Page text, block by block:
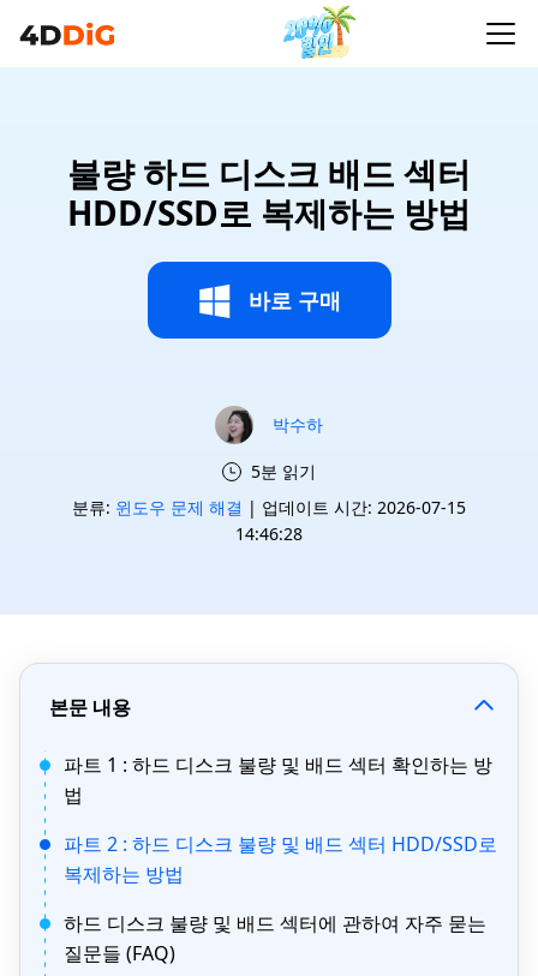
불량 하드 디스크 배드 섹터
HDD/SSD로 복제하는 방법
바로 구매
박수하
5분 읽기
분류: 윈도우 문제 해결 | 업데이트 시간: 2026-07-15
14:46:28
본문 내용
파트 1 : 하드 디스크 불량 및 배드 섹터 확인하는 방
법
파트 2 : 하드 디스크 불량 및 배드 섹터 HDD/SSD로
복제하는 방법
하드 디스크 불량 및 배드 섹터에 관하여 자주 묻는
질문들 (FAQ)